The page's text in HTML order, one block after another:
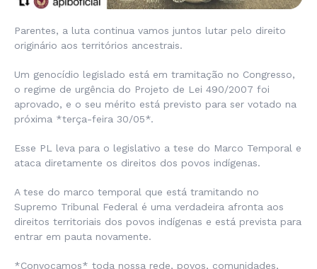
Parentes, a luta continua vamos juntos lutar pelo direito
originário aos territórios ancestrais.
Um genocídio legislado está em tramitação no Congresso,
o regime de urgência do Projeto de Lei 490/2007 foi
aprovado, e o seu mérito está previsto para ser votado na
próxima *terça-feira 30/05*.
Esse PL leva para o legislativo a tese do Marco Temporal e
ataca diretamente os direitos dos povos indígenas.
A tese do marco temporal que está tramitando no
Supremo Tribunal Federal é uma verdadeira afronta aos
direitos territoriais dos povos indígenas e está prevista para
entrar em pauta novamente.
*Convocamos* toda nossa rede, povos, comunidades,